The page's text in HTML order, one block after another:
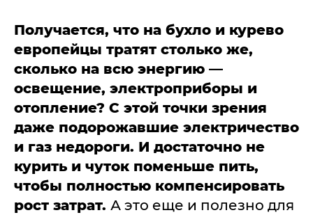
Получается, что на бухло и курево
европейцы тратят столько же,
сколько на всю энергию —
освещение, электроприборы и
отопление? С этой точки зрения
даже подорожавшие электричество
и газ недороги. И достаточно не
курить и чуток поменьше пить,
чтобы полностью компенсировать
рост затрат. А это еще и полезно для